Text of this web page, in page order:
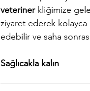
veteriner kliğimize
ziyaret ederek kolayca
edebilir ve saha
Sağlıcakla kalın